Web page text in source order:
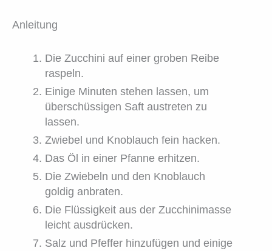
Anleitung
Die Zucchini auf einer groben Reibe
raspeln.
Einige Minuten stehen lassen, um
überschüssigen Saft austreten zu
lassen.
Zwiebel und Knoblauch fein hacken.
Das Öl in einer Pfanne erhitzen.
Die Zwiebeln und den Knoblauch
goldig anbraten.
Die Flüssigkeit aus der Zucchinimasse
leicht ausdrücken.
Salz und Pfeffer hinzufügen und einige